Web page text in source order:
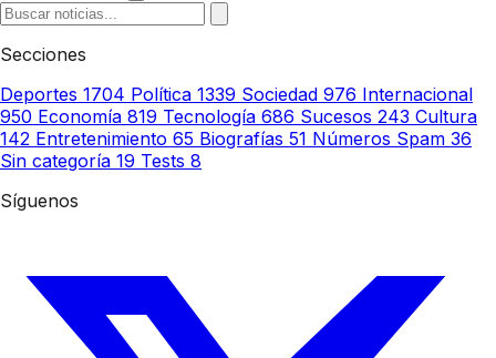
Secciones
Deportes 1704 Política 1339 Sociedad 976 Internacional
950 Economía 819 Tecnología 686 Sucesos 243 Cultura
142 Entretenimiento 65 Biografías 51 Números Spam 36
Sin categoría 19 Tests 8
Síguenos